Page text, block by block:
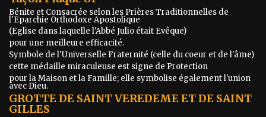
Bénite et Consacrée selon les Prières Traditionnelles de
l'Eparchie Orthodoxe Apostolique
(Eglise dans laquelle l'Abbé Julio était Evêque)
pour une meilleure efficacité.
Symbole de l'Universelle Fraternité (celle du coeur et de l'âme)
cette médaille miraculeuse est signe de Protection
pour la Maison et la Famille; elle symbolise également l'union
avec Dieu.
GROTTE DE SAINT VEREDEME ET DE SAINT
GILLES